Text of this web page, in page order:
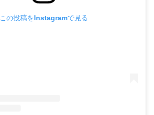
この投稿をInstagramで見る